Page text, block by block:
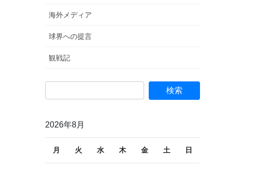
海外メディア
球界への提言
観戦記
2026年8月
月 火 水 木 金 土 日